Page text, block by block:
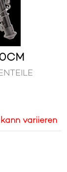
variieren